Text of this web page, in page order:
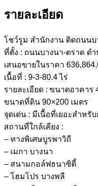
รายละเอียด
โชว์รูม สำนักงาน ติดถนน
ที่ตั้ง : ถนนบางนา-ตราด ต
เสนอขายในราคา
เนื้อที่ : 9-3-80.4 ไร่
รายละเอียด : ขนาดอาคาร
ขนาดที่ดิน 90×200 เมตร
จุดเด่น : มีเนื้อที่เยอะสำห
สถานที่ใกล้เคียง :
– ทางพิเศษบูรพาวิถี
– เมกา บางนา
– สนามกอล์ฟธนาซิตี้
– โฮมโปร บางพลี